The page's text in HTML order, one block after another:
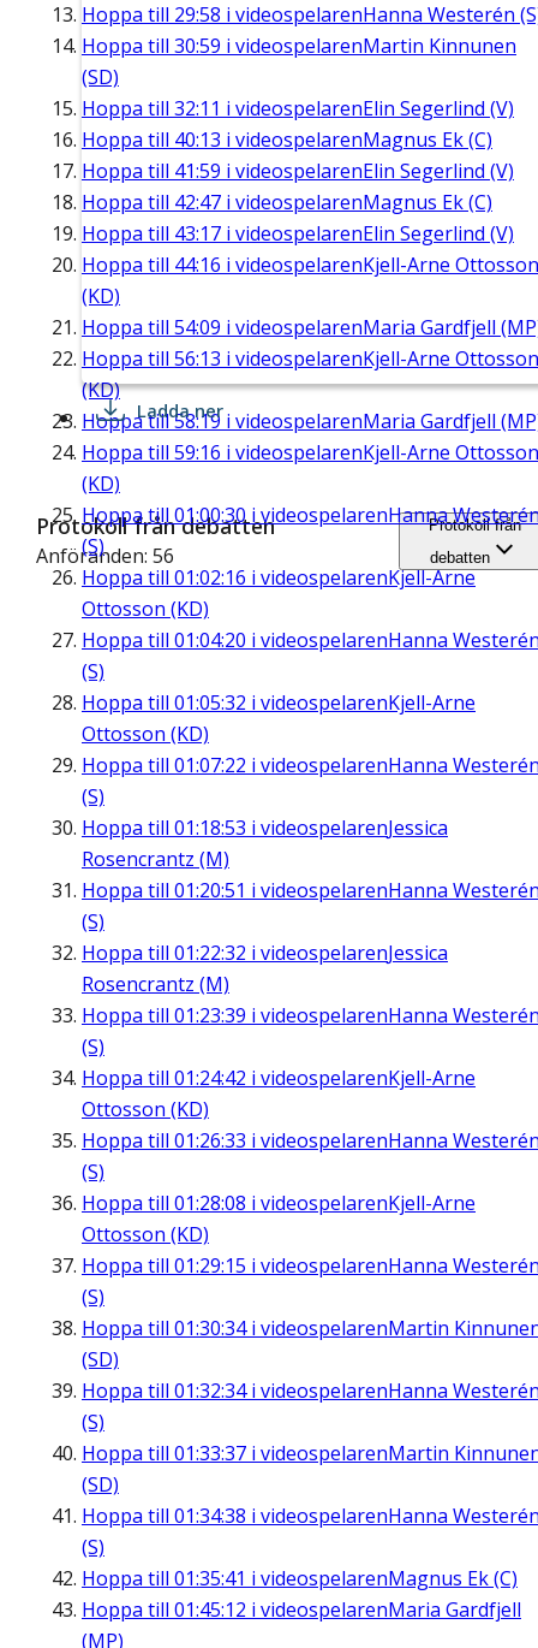
Hoppa till 29:58 i videospelarenHanna Westerén
Hoppa till 30:59 i videospelarenMartin Kinnunen
(SD)
Hoppa till 32:11 i videospelarenElin Segerlind (V)
Hoppa till 40:13 i videospelarenMagnus Ek (C)
Hoppa till 41:59 i videospelarenElin Segerlind (V)
Hoppa till 42:47 i videospelarenMagnus Ek (C)
Hoppa till 43:17 i videospelarenElin Segerlind (V)
Hoppa till 44:16 i videospelarenKjell-Arne Ottosson
(KD)
Hoppa till 54:09 i videospelarenMaria Gardfjell
Hoppa till 56:13 i videospelarenKjell-Arne Ottosson
(KD)
Hoppa till58:19 i videospelarenMaria Gardfjell
Hoppa till 59:16 i videospelarenKjell-Arne Ottosson
(KD)
Hoppa till 01:00:30 i videospelarenHanna
(S)
Hoppa till 01:02:16 i videospelarenKjell-Arne
Ottosson (KD)
Hoppa till 01:04:20 i videospelarenHanna
(S)
Hoppa till 01:05:32 i videospelarenKjell-Arne
Ottosson (KD)
Hoppa till 01:07:22 i videospelarenHanna
(S)
Hoppa till 01:18:53 i videospelarenJessica
Rosencrantz (M)
Hoppa till 01:20:51 i videospelarenHanna
(S)
Hoppa till 01:22:32 i videospelarenJessica
Rosencrantz (M)
Hoppa till 01:23:39 i videospelarenHanna
(S)
Hoppa till 01:24:42 i videospelarenKjell-Arne
Ottosson (KD)
Hoppa till 01:26:33 i videospelarenHanna
(S)
Hoppa till 01:28:08 i videospelarenKjell-Arne
Ottosson (KD)
Hoppa till 01:29:15 i videospelarenHanna
(S)
Hoppa till 01:30:34i videospelarenMartin
(SD)
Hoppa till 01:32:34i videospelarenHanna
(S)
Hoppa till 01:33:37 i videospelarenMartin
(SD)
Hoppa till 01:34:38 i videospelarenHanna
(S)
Hoppa till 01:35:41 i videospelarenMagnus Ek (C)
Hoppa till 01:45:12 i videospelarenMaria Gardfjell
(MP)
Ladda ner
Protokoll från debatten
Anföranden: 56
Protokoll från
debatten